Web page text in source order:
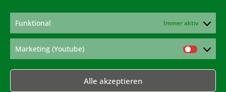
Funktional Immer aktiv
Marketing (Youtube)
Alle akzeptieren
Datenschutzerklärung